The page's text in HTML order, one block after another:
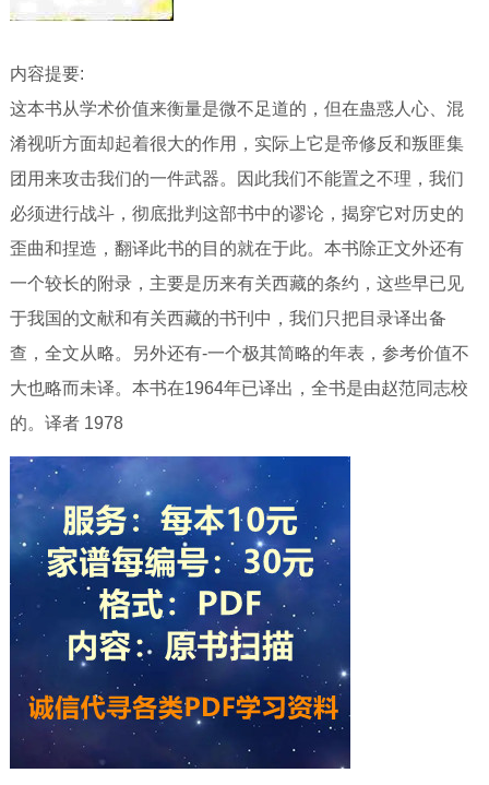
内容提要:
这本书从学术价值来衡量是微不足道的，但在蛊惑人心、混
淆视听方面却起着很大的作用，实际上它是帝修反和叛匪集
团用来攻击我们的一件武器。因此我们不能置之不理，我们
必须进行战斗，彻底批判这部书中的谬论，揭穿它对历史的
歪曲和捏造，翻译此书的目的就在于此。本书除正文外还有
一个较长的附录，主要是历来有关西藏的条约，这些早已见
于我国的文献和有关西藏的书刊中，我们只把目录译出备
查，全文从略。另外还有-一个极其简略的年表，参考价值不
大也略而未译。本书在1964年已译出，全书是由赵范同志校
的。译者 1978